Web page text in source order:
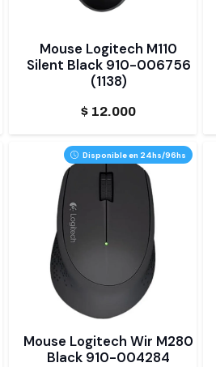
Mouse Logitech M110
Silent Black 910-006756
(1138)
$ 12.000
Disponible en 24hs/96hs
Mouse Logitech Wir M280
Black 910-004284